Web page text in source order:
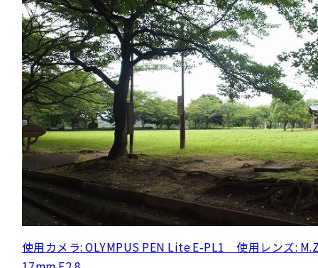
使用カメラ: OLYMPUS PEN Lite E-PL1 使用レンズ: